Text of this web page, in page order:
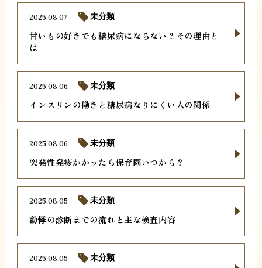
甘いもの好きでも糖尿病にならない？その理由と
は
2025.08.07 未分類
インスリンの働きと糖尿病なりにくい人の関係
2025.08.06 未分類
突発性発疹かかったら保育園いつから？
2025.08.06 未分類
動悸の診断までの流れと主な検査内容
2025.08.05 未分類
2025.08.05 未分類